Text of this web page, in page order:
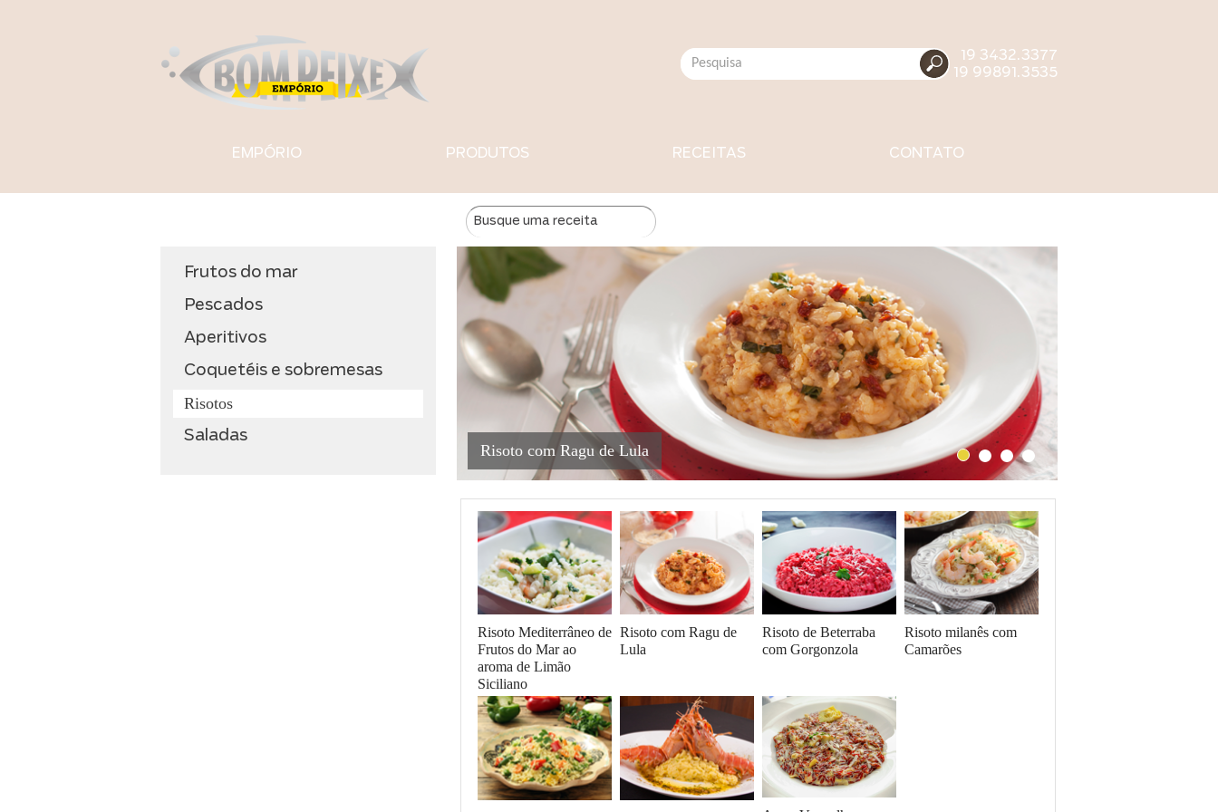
19 3432.3377
19 99891.3535
EMPÓRIO PRODUTOS RECEITAS CONTATO
Frutos do mar
Pescados
Aperitivos
Coquetéis e sobremesas
Risotos
Saladas
Risoto com Ragu de Lula
Risoto Mediterrâneo de
Frutos do Mar ao
aroma de Limão
Siciliano
Risoto com Ragu de
Lula
Risoto de Beterraba
com Gorgonzola
Risoto milanês com
Camarões